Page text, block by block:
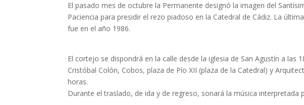
El pasado mes de octubre la Permanente designó la imagen del
Paciencia para presidir el rezo piadoso en la Catedral de Cádiz. La
fue en el año 1986.
El cortejo se dispondrá en la calle desde la iglesia de San Agustín a las
Cristóbal Colón, Cobos, plaza de Pío XII (plaza de la Catedral) y
horas.
Durante el traslado, de ida y de regreso, sonará la música interpretada